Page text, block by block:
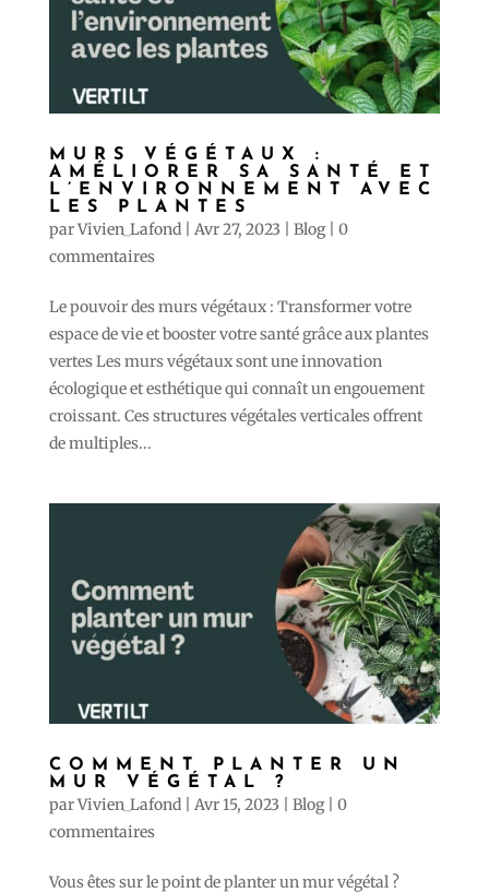
MURS VÉGÉTAUX :
AMÉLIORER SA SANTÉ ET
L’ENVIRONNEMENT AVEC
LES PLANTES
parVivien_Lafond| Avr 27, 2023 Blog| 0
commentaires
Le pouvoir des murs végétaux : Transformer votre
espace de vie et booster votre santé grâce aux plantes
vertes Les murs végétaux sont une innovation
écologique et esthétique qui connaît un engouement
croissant. Ces structures végétales verticales offrent
de multiples...
COMMENT PLANTER UN
MUR VÉGÉTAL ?
parVivien_Lafond| Avr 15, 2023 Blog| 0
commentaires
Vous êtes sur le point de planter un mur végétal ?